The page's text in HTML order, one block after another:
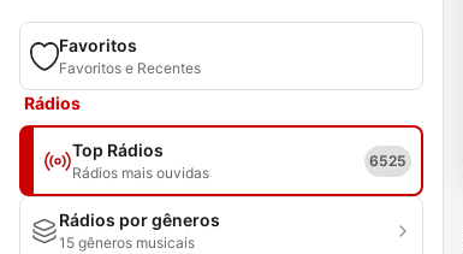
Favoritos
Favoritos e Recentes
Rádios
Top Rádios
Rádios mais ouvidas
6525
Rádios por gêneros
15 gêneros musicais